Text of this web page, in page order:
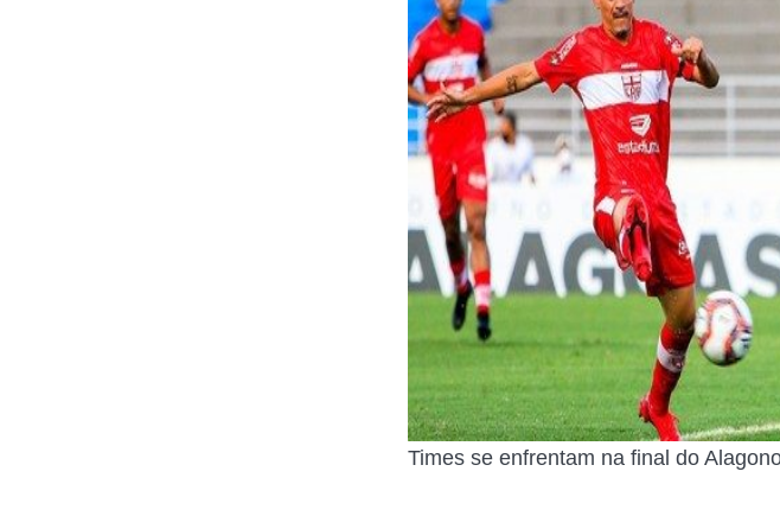
Times se enfrentam na final do